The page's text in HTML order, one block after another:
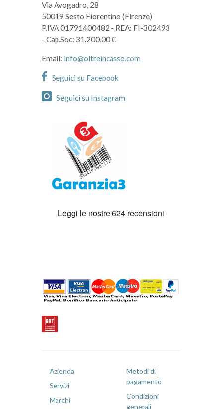
Via Avogadro, 28
50019 Sesto Fiorentino (Firenze)
P.IVA 01791400482 - REA: FI-302493
- Cap.Soc: 31.200,00 €
Email: info@oltreincasso.com
Seguici su Facebook
Seguici su Instagram
Azienda
Servizi
Marchi
Metodi di
pagamento
Condizioni
generali